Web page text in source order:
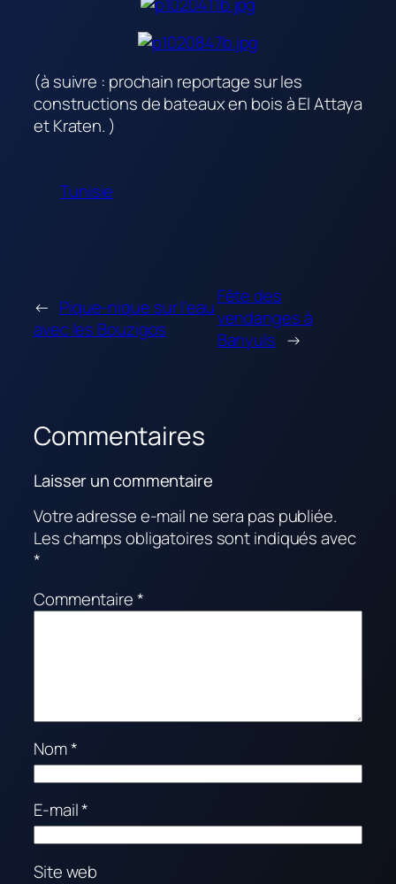
(à suivre : prochain reportage sur les
constructions de bateaux en bois à El Attaya
et Kraten. )
Tunisie
← Pique-nique sur l’eau
avec les Bouzigos
Fête des
vendanges à
Banyuls →
Commentaires
Laisser un commentaire
Votre adresse e-mail ne sera pas publiée.
Les champs obligatoires sont indiqués avec
*
Commentaire*
Nom*
E-mail*
Site web